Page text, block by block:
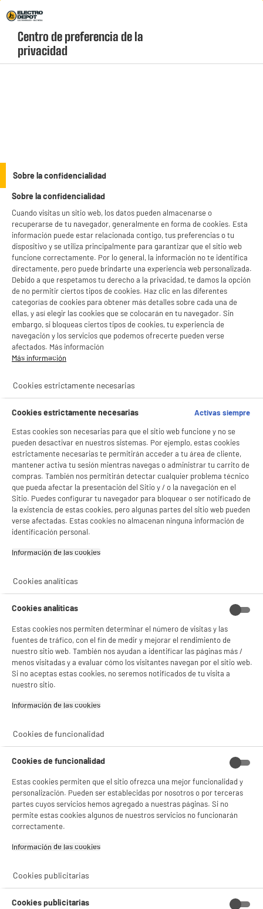
Menú
geolocation-header-icon-text
account
Gateway
product_anchor_characteristics
66€96
Cuyo0€10
Cuyo0€02
Rechazar todas
BIENVENIDO a ELECTRO
DEPOT
y sus socios utilizan cookies que procesan tus datos personales para:
- facilitar el intercambio de contenido en las redes sociales
- analizar el tráfico en nuestro sitio web Consulta la política de cookies.
Consulta la política de cookies.
estadísticas anónimas basadas en tu navegación. Puedes oponerte a su uso
gestionando sus cookies.
¡Buena visita!
✔ ACEPTAR TODAS
Centro de preferencia de la
privacidad
Sobre la confidencialidad
Sobre la confidencialidad
Cuando visitas un sitio web, los datos pueden almacenarse o
recuperarse de tu navegador, generalmente en forma de cookies. Esta
información puede estar relacionada contigo, tus preferencias o tu
dispositivo y se utiliza principalmente para garantizar que el sitio web
funcione correctamente. Por lo general, la información no te identifica
directamente, pero puede brindarte una experiencia web personalizada.
Debido a que respetamos tu derecho a la privacidad, te damos la opción
de no permitir ciertos tipos de cookies. Haz clic en las diferentes
categorías de cookies para obtener más detalles sobre cada una de
ellas, y así elegir las cookies que se colocarán en tu navegador. Sin
embargo, si bloqueas ciertos tipos de cookies, tu experiencia de
navegación y los servicios que podemos ofrecerte pueden verse
afectados. Más información
Más información
Cookies estrictamente necesarias
Cookies estrictamente necesarias
Activas siempre
Estas cookies son necesarias para que el sitio web funcione y no se
pueden desactivar en nuestros sistemas. Por ejemplo, estas cookies
estrictamente necesarias te permitirán acceder a tu área de cliente,
mantener activa tu sesión mientras navegas o administrar tu carrito de
compras. También nos permitirán detectar cualquier problema técnico
que pueda afectar la presentación del Sitio y / o la navegación en el
Sitio. Puedes configurar tu navegador para bloquear o ser notificado de
la existencia de estas cookies, pero algunas partes del sitio web pueden
verse afectadas. Estas cookies no almacenan ninguna información de
identificación personal.
Información de las cookies‎
Cookies analíticas
Cookies analíticas
Estas cookies nos permiten determinar el número de visitas y las
fuentes de tráfico, con el fin de medir y mejorar el rendimiento de
nuestro sitio web. También nos ayudan a identificar las páginas más /
menos visitadas y a evaluar cómo los visitantes navegan por el sitio web.
Si no aceptas estas cookies, no seremos notificados de tu visita a
nuestro sitio.
Información de las cookies‎
Cookies de funcionalidad
Cookies de funcionalidad
Estas cookies permiten que el sitio ofrezca una mejor funcionalidad y
personalización. Pueden ser establecidas por nosotros o por terceras
partes cuyos servicios hemos agregado a nuestras páginas. Si no
permite estas cookies algunos de nuestros servicios no funcionarán
correctamente.
Información de las cookies‎
Cookies publicitarias
Cookies publicitarias